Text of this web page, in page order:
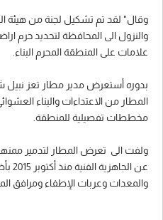
وقال" لقد تم تشكيل لجنة من هيئة
والنزول الى المحافظة لتحديد حرم
علامات على المنطقة المحرم البناء.
بدوره أستعرض مدير مطار تعز
المطار من الاعتداءات والبناء
مخططات تفصيلية للمنطقة.
ولفت الى تعرض المطار لتدمير
عن
والمعدات وعربات الإطفاء ومرافق